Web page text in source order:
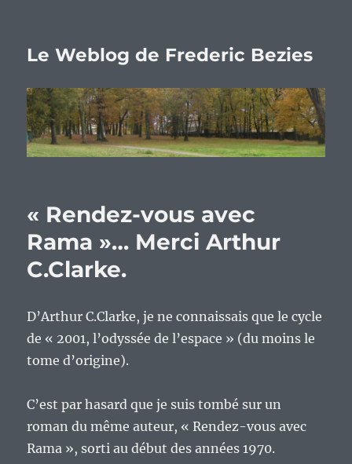
Le Weblog de Frederic Bezies
« Rendez-vous avec
Rama »… Merci Arthur
C.Clarke.
D’Arthur C.Clarke, je ne connaissais que le cycle
de « 2001, l’odyssée de l’espace » (du moins le
tome d’origine).
C’est par hasard que je suis tombé sur un
roman du même auteur, « Rendez-vous avec
Rama », sorti au début des années 1970.